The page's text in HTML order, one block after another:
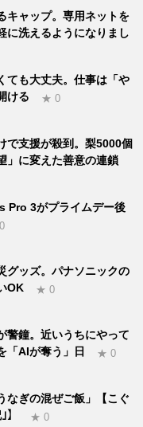
キャップ。専用ネットを
に洗えるようになりまし
ても大丈夫。仕事は「や
ける
★ 0
で支援が殺到。梨5000個
」に変えた善意の連鎖
Pro 3がプライムデー後
グッズ。パナソニックの
OK
★ 0
警鐘。近いうちにやって
「AIが奪う」日
★ 0
なぎの混ぜご飯」【こぐ
★ 0